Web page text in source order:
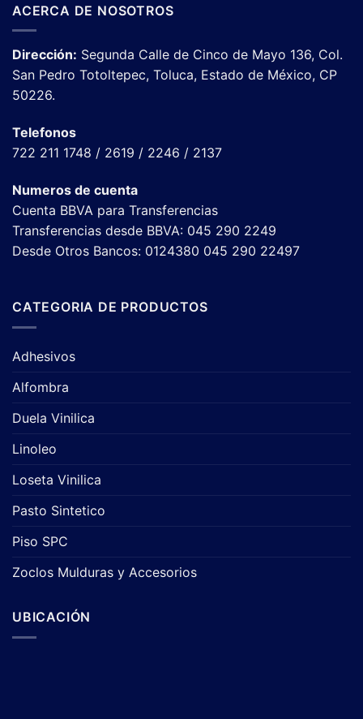
ACERCA DE NOSOTROS
Dirección: Segunda Calle de Cinco de Mayo 136, Col.
San Pedro Totoltepec, Toluca, Estado de México, CP
50226.
Telefonos
722 211 1748 / 2619 / 2246 / 2137
Numeros de cuenta
Cuenta BBVA para Transferencias
Transferencias desde BBVA: 045 290 2249
Desde Otros Bancos: 0124380 045 290 22497
CATEGORIA DE PRODUCTOS
Adhesivos
Alfombra
Duela Vinilica
Linoleo
Loseta Vinilica
Pasto Sintetico
Piso SPC
Zoclos Mulduras y Accesorios
UBICACIÓN